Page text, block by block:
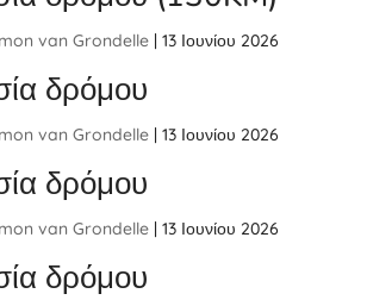
van Grondelle| 13 Ιουνίου 2026
δρόμου
van Grondelle| 13 Ιουνίου 2026
δρόμου
van Grondelle| 13 Ιουνίου 2026
δρόμου